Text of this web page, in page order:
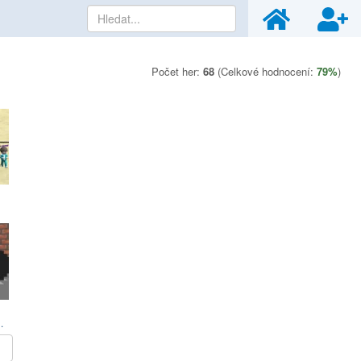
Počet her: 68 (Celkové hodnocení: 79%)
3D